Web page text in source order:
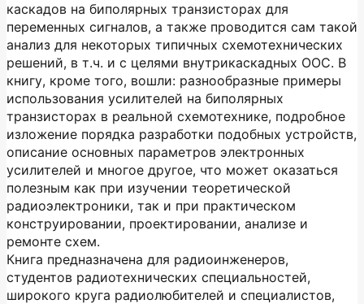
каскадов на биполярных транзисторах для
переменных сигналов, а также проводится сам такой
анализ для некоторых типичных схемотехнических
решений, в т.ч. и с целями внутрикаскадных ООС. В
книгу, кроме того, вошли: разнообразные примеры
использования усилителей на биполярных
транзисторах в реальной схемотехнике, подробное
изложение порядка разработки подобных устройств,
описание основных параметров электронных
усилителей и многое другое, что может оказаться
полезным как при изучении теоретической
радиоэлектроники, так и при практическом
конструировании, проектировании, анализе и
ремонте схем.
Книга предназначена для радиоинженеров,
студентов радиотехнических специальностей,
широкого круга радиолюбителей и специалистов,